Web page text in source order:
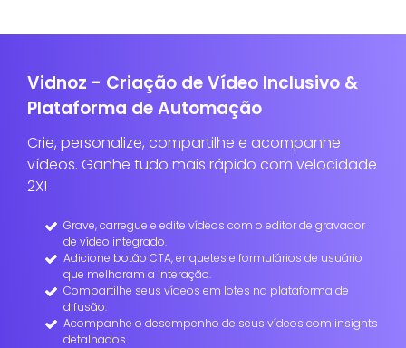
Vidnoz - Criação de Vídeo Inclusivo &
Plataforma de Automação
Crie, personalize, compartilhe e acompanhe
vídeos. Ganhe tudo mais rápido com velocidade
2X!
Grave, carregue e edite vídeos com o editor de gravador
de vídeo integrado.
Adicione botão CTA, enquetes e formulários de usuário
que melhoram a interação.
Compartilhe seus vídeos em lotes na plataforma de
difusão.
Acompanhe o desempenho de seus vídeos com insights
detalhados.